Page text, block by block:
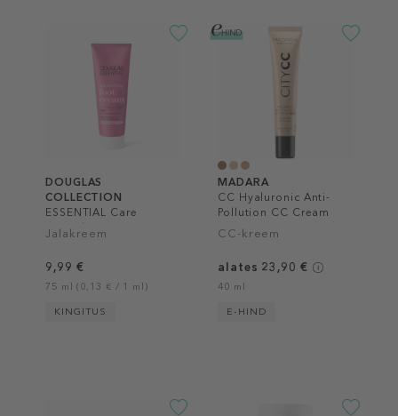
DOUGLAS
COLLECTION
ESSENTIAL Care
Nourishing Foot Cream
Jalakreem
9,99 €
75 ml (0,13 € / 1 ml)
KINGITUS
MADARA
CC Hyaluronic Anti-
Pollution CC Cream
SPF 15
CC-kreem
alates 23,90 €
40 ml
E-HIND